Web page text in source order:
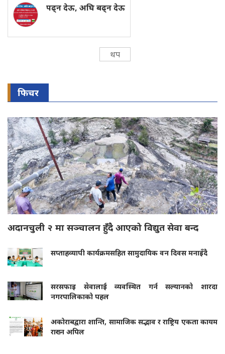
पढ्न देऊ, अघि बढ्न देऊ
थप
फिचर
अदानचुली २ मा सञ्चालन हुँदै आएको विद्युत सेवा बन्द
सप्ताहव्यापी कार्यक्रमसहित सामुदायिक वन दिवस मनाइँदै
सरसफाइ सेवालाई व्यवस्थित गर्न सल्यानको शारदा
नगरपालिकाको पहल
अकोराबद्वारा शान्ति, सामाजिक सद्भाव र राष्ट्रिय एकता कायम
राख्न अपिल